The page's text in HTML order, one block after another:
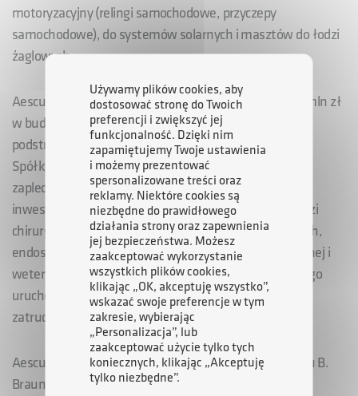
motoryzacyjny (relingi samochodowe, przyczepy
samochodowe), do systemów solarnych i masztów do łodzi
żaglowych.
Aesculap Chifa, to druga firma, która zainwestuje 20 mln zł
w budowę nowoczesnego zakładu produkcyjnego w
podstrefie Radzyń Podlaski SSE EURO-PARK MIELEC.
Spółka planuje wybudować halę produkcyjną wraz z
zapleczem administracyjno-socjalnym. Po realizacji
inwestycji Aesculap Chifa rozpocznie produkcję narzędzi
chirurgicznych, stomatologicznych, mikrochirurgicznych,
endoskopowych oraz narzędzi z zakresu chirurgii kostnej i
weterynarii. W nowo wybudowanym zakładzie, którego
uruchomienie planowane jest pod koniec 2017 r.,
zatrudnienie znajdzie co najmniej 200 pracowników.
Aesculap Chifa należy do międzynarodowego koncernu B.
Braun Melsungen AG. Zajmuje się produkcją narzędzi,
Używamy plików cookies, aby
dostosować stronę do Twoich
preferencji i zwiększyć jej
funkcjonalność. Dzięki nim
zapamiętujemy Twoje ustawienia
i możemy prezentować
spersonalizowane treści oraz
reklamy. Niektóre cookies są
niezbędne do prawidłowego
działania strony oraz zapewnienia
jej bezpieczeństwa. Możesz
zaakceptować wykorzystanie
wszystkich plików cookies,
klikając „OK, akceptuję wszystko”,
wskazać swoje preferencje w tym
zakresie, wybierając
„Personalizacja”, lub
zaakceptować użycie tylko tych
koniecznych, klikając „Akceptuję
tylko niezbędne”.